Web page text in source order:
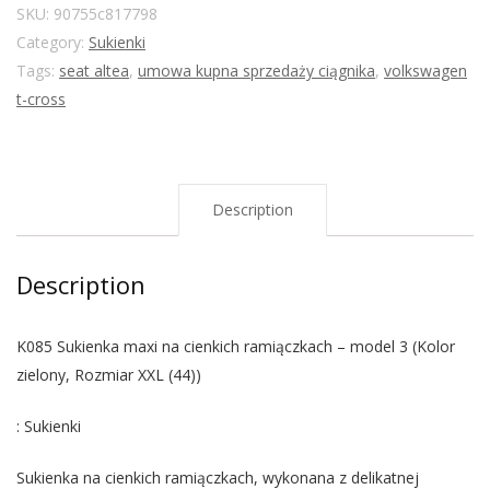
SKU: 90755c817798
Category: Sukienki
Tags: seat altea, umowa kupna sprzedaży ciągnika, volkswagen
t-cross
Description
Description
K085 Sukienka maxi na cienkich ramiączkach – model 3 (Kolor
zielony, Rozmiar XXL (44))
: Sukienki
Sukienka na cienkich ramiączkach, wykonana z delikatnej